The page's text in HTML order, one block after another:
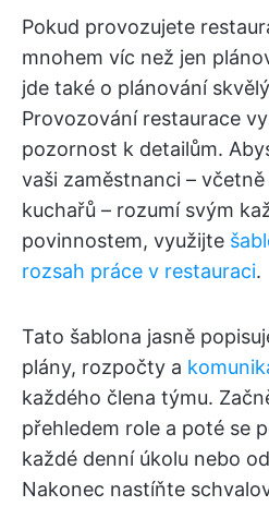
Pokud provozujete
mnohem víc než jen
jde také o plánování
Provozování restaurace
pozornost k detailům.
vaši zaměstnanci –
kuchařů – rozumí svým
povinnostem, využijte
rozsah práce v restauraci.
Tato šablona jasně
plány, rozpočty a
každého člena týmu.
přehledem role a poté se
každé denní úkolu nebo
Nakonec nastíňte